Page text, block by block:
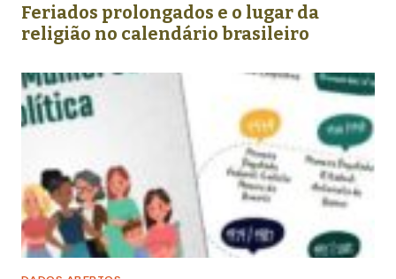
Feriados prolongados e o lugar da
religião no calendário brasileiro